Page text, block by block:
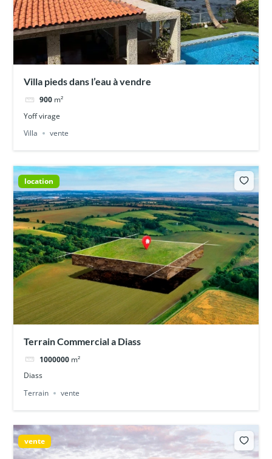
Villa pieds dans l’eau à vendre
900 m²
Yoff virage
Villa
vente
location
Terrain Commercial a Diass
1000000 m²
Diass
Terrain
vente
vente